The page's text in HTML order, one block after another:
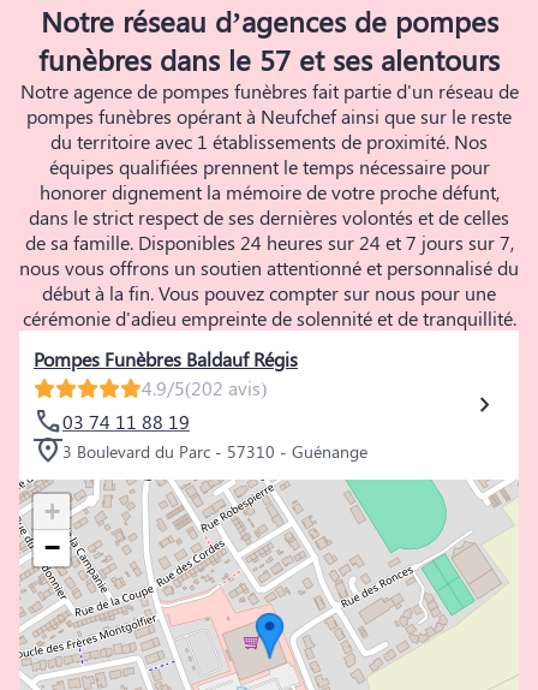
Notre réseau d’agences de pompes
funèbres dans le 57 et ses alentours
Notre agence de pompes funèbres fait partie d'un réseau de
pompes funèbres opérant à Neufchef ainsi que sur le reste
du territoire avec 1 établissements de proximité. Nos
équipes qualifiées prennent le temps nécessaire pour
honorer dignement la mémoire de votre proche défunt,
dans le strict respect de ses dernières volontés et de celles
de sa famille. Disponibles 24 heures sur 24 et 7 jours sur 7,
nous vous offrons un soutien attentionné et personnalisé du
début à la fin. Vous pouvez compter sur nous pour une
cérémonie d'adieu empreinte de solennité et de tranquillité.
Pompes Funèbres Baldauf Régis
4.9/5(202 avis)
03 74 11 88 19
3 Boulevard du Parc - 57310 - Guénange
+
−